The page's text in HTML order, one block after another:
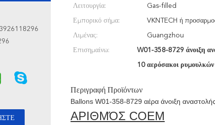
Λειτουργία: Gas-filled
Εμπορικό σήμα: VKNTECH ή
Λιμένας: Guangzhou
Επισημαίνω: W01-358-8729 άνοιξη
10 αερόσακοι
Περιγραφή Προϊόντων
Ballons W01-358-8729 αέρα άνοιξη
ΑΡΙΘΜΌΣ COEM